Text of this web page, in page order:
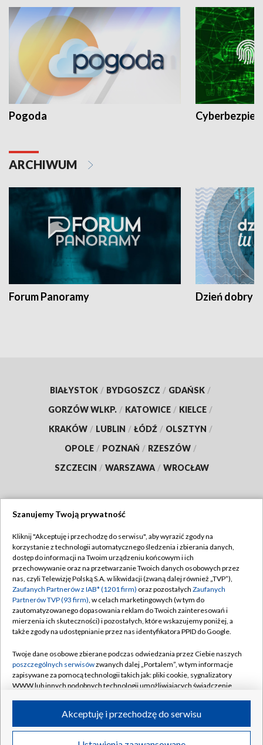
Pogoda
ARCHIWUM
Forum Panoramy Dzień dobry
BIAŁYSTOK / BYDGOSZCZ / GDAŃSK /
GORZÓW WLKP. / KATOWICE / KIELCE /
KRAKÓW / LUBLIN / ŁÓDŹ / OLSZTYN /
OPOLE / POZNAŃ / RZESZÓW /
SZCZECIN / WARSZAWA / WROCŁAW
TVP
Abonament TVP
Emisja w TVP
Centrum informacji TVP
Naziemna Telewizja Cyfrowa
Rada Programowa
System NOS
Informacje o nadawcy
Program dla prasy
Regulamin TVP
Polityka prywatności
Moje zgody
Pomoc
Kontakt
Kanały
©2026 Telewizja Polska S.A. w likwidacji
Szanujemy Twoją prywatność
Kliknij "Akceptuję i przechodzę do serwisu", aby wyrazić zgody na
korzystanie z technologii automatycznego śledzenia i zbierania danych,
dostęp do informacji na Twoim urządzeniu końcowym i ich
przechowywanie oraz na przetwarzanie Twoich danych osobowych przez
nas, czyli Telewizję Polską S.A. w likwidacji (zwaną dalej również „TVP”),
Zaufanych Partnerów z IAB* (1201 firm) oraz pozostałych Zaufanych
Partnerów TVP (93 firm), w celach marketingowych (w tym do
zautomatyzowanego dopasowania reklam do Twoich zainteresowań i
mierzenia ich skuteczności) i pozostałych, które wskazujemy poniżej, a
także zgody na udostępnianie przez nas identyfikatora PPID do Google.
Twoje dane osobowe zbierane podczas odwiedzania przez Ciebie naszych
poszczególnych serwisówzwanych dalej „Portalem”, w tym informacje
zapisywane za pomocą technologii takich jak: pliki cookie, sygnalizatory
WWW lub innych podobnych technologii umożliwiających świadczenie
ruchu w Internecie.
Twoje dane osobowe zbierane podczas odwiedzania przez Ciebie
Akceptuję i przechodzę do serwisu